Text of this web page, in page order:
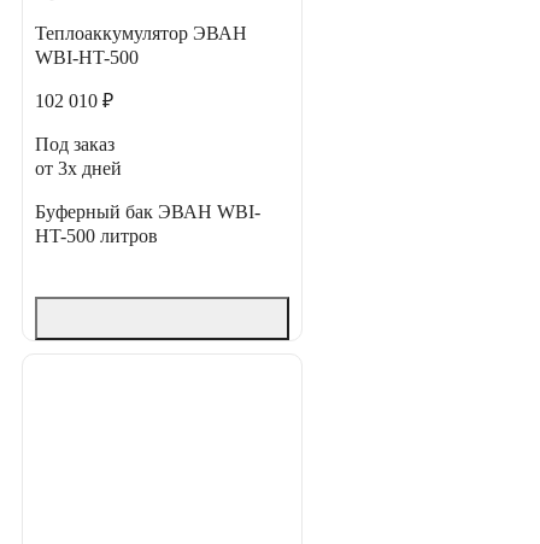
Теплоаккумулятор ЭВАН
WBI-HT-500
102 010 ₽
Под заказ
от 3х дней
Буферный бак ЭВАН WBI-
HT-500 литров